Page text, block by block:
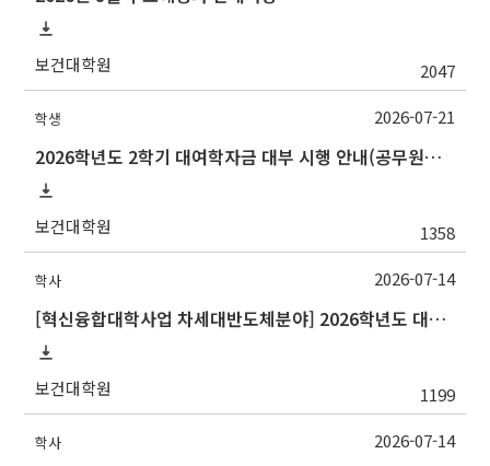
보건대학원 2047
학생
2026학년도 2학기 대여학자금 대부 시행 안내(공무원연금공단)
보건대학원 1358
2026-07-21
학사
[혁신융합대학사업 차세대반도체분야] 2026학년도 대구대학교 2학기 교류 수학 안내
보건대학원 1199
2026-07-14
학사 2026-07-14